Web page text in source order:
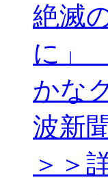
絶滅
に」
かな
波新聞
＞＞